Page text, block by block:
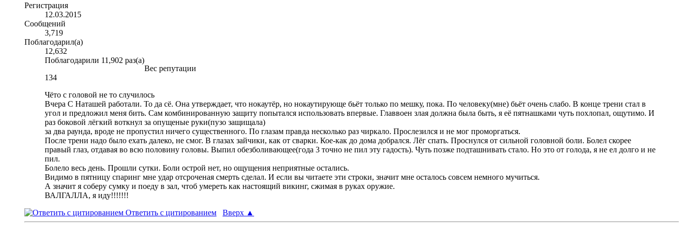
Регистрация
12.03.2015
Сообщений
3,719
Поблагодарил(а)
12,632
Поблагодарили 11,902 раз(а)
Вес репутации
134
Чёто с головой не то случилось
Вчера С Наташей работали. То да сё. Она утверждает, что нокаутёр, но нокаутирующе бьёт только по мешку, пока. По человеку(мне) бьёт очень слабо. В конце трени стал в
угол и предложил меня бить. Сам комбинированную защиту попытался использовать впервые. Главвоен злая должна была быть, я её пятнашками чуть похлопал, ощутимо. И
раз боковой лёгкий воткнул за опущеные руки(пузо защищала)
за два раунда, вроде не пропустил ничего существенного. По глазам правда несколько раз чиркало. Прослезился и не мог проморгаться.
После трени надо было ехать далеко, не смог. В глазах зайчики, как от сварки. Кое-как до дома добрался. Лёг спать. Проснулся от сильной головной боли. Болел скорее
правый глаз, отдавая во всю половину головы. Выпил обезболивающее(года 3 точно не пил эту гадость). Чуть позже подташнивать стало. Но это от голода, я не ел долго и не
пил.
Болело весь день. Прошли сутки. Боли острой нет, но ощущения неприятные остались.
Видимо в пятницу спаринг мне удар отсроченая смерть сделал. И если вы читаете эти строки, значит мне осталось совсем немного мучиться.
А значит я соберу сумку и поеду в зал, чтоб умереть как настоящий викинг, сжимая в руках оружие.
ВАЛГАЛЛА, я иду!!!!!!!
Ответить с цитированием
Вверх ▲